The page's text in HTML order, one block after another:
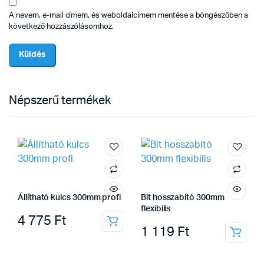
A nevem, e-mail címem, és weboldalcímem mentése a böngészőben a
következő hozzászólásomhoz.
Népszerű termékek
Állítható kulcs 300mm profi
4 775 Ft
Bit hosszabító 300mm
flexibilis
1 119 Ft